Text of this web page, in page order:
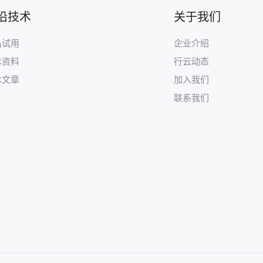
技术
用
料
章
关于我们
企业介绍
行云动态
加入我们
联系我们